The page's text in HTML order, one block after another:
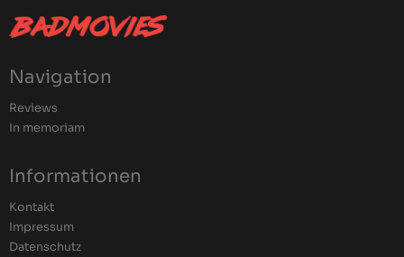
Navigation
Reviews
In memoriam
Informationen
Kontakt
Impressum
Datenschutz